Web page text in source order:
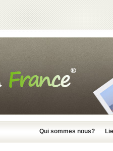
Qui sommes nous?